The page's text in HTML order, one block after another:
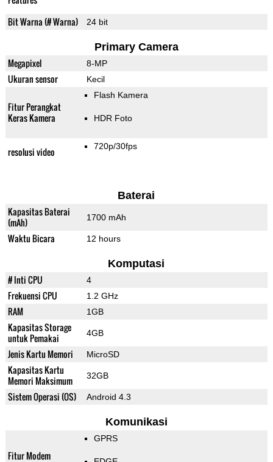
Bit Warna (# Warna)
24 bit
Primary Camera
Megapixel 8-MP
Ukuran sensor Kecil
Fitur Perangkat
Keras Kamera
Flash Kamera
HDR Foto
resolusi video 720p/30fps
Baterai
Kapasitas Baterai
(mAh)
1700 mAh
Waktu Bicara 12 hours
Komputasi
# Inti CPU 4
Frekuensi CPU 1.2 GHz
RAM 1GB
Kapasitas Storage
untuk Pemakai
4GB
Jenis Kartu Memori MicroSD
Kapasitas Kartu
Memori Maksimum
32GB
Sistem Operasi (OS) Android 4.3
Komunikasi
Fitur Modem
GPRS